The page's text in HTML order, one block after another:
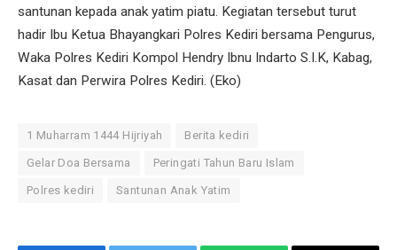
santunan kepada anak yatim piatu. Kegiatan tersebut turut
hadir Ibu Ketua Bhayangkari Polres Kediri bersama Pengurus,
Waka Polres Kediri Kompol Hendry Ibnu Indarto S.I.K, Kabag,
Kasat dan Perwira Polres Kediri. (Eko)
1 Muharram 1444 Hijriyah Berita kediri
Gelar Doa Bersama Peringati Tahun Baru Islam
Polres kediri Santunan Anak Yatim